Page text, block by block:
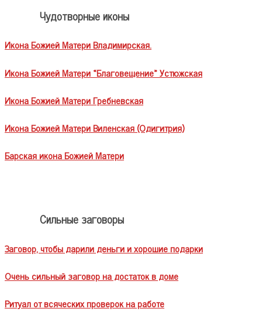
Чудотворные иконы
Икона Божией Матери Владимирская.
Икона Божией Матери «Благовещение» Устюжская
Икона Божией Матери Гребневская
Икона Божией Матери Виленская (Одигитрия)
Барская икона Божией Матери
Сильные заговоры
Заговор, чтобы дарили деньги и хорошие подарки
Очень сильный заговор на достаток в доме
Ритуал от всяческих проверок на работе